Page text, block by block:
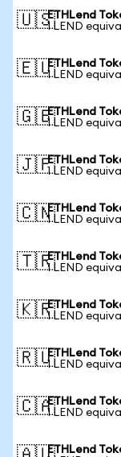
🇺🇸ETHLend
1 LEND
🇪🇺ETHLend
1 LEND
🇬🇧ETHLend
1 LEND
🇯🇵ETHLend
1 LEND
🇨🇳ETHLend
1 LEND
🇹🇷ETHLend
1 LEND
🇰🇷ETHLend
1 LEND
🇷🇺ETHLend
1 LEND
🇨🇦ETHLend
1 LEND
ETHLend